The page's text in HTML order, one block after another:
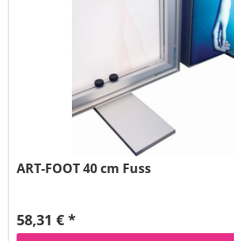
ART-FOOT 40 cm Fuss
58,31 € *